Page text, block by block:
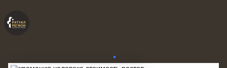
содержимому